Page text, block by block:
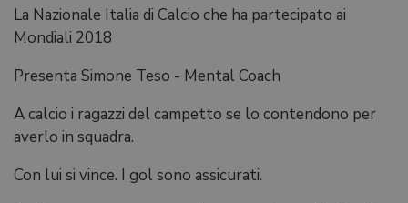
La Nazionale Italia di Calcio che ha partecipato ai
Mondiali 2018
Presenta Simone Teso - Mental Coach
A calcio i ragazzi del campetto se lo contendono per
averlo in squadra.
Con lui si vince. I gol sono assicurati.